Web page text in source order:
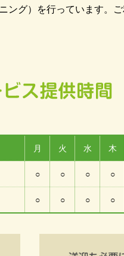
ング）を行っています。
月 火 水 木
○ ○ ○ ○
○ ○ ○ ○